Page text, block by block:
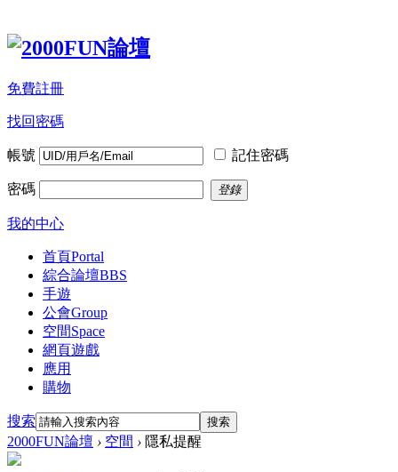
免費註冊
找回密碼
帳號 記住密碼
密碼 登錄
我的中心
首頁Portal
綜合論壇BBS
手遊
公會Group
空間Space
網頁遊戲
應用
購物
搜索 搜索
2000FUN論壇 › 空間 › 隱私提醒